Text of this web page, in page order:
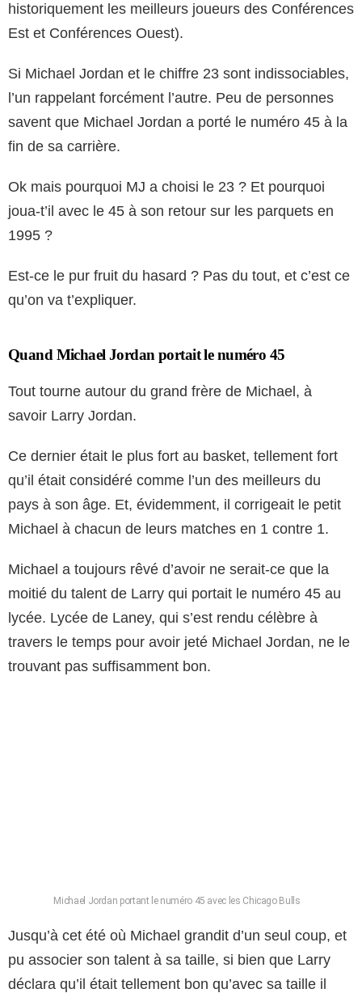
historiquement les meilleurs joueurs des Conférences
Est et Conférences Ouest).
Si Michael Jordan et le chiffre 23 sont indissociables,
l’un rappelant forcément l’autre. Peu de personnes
savent que Michael Jordan a porté le numéro 45 à la
fin de sa carrière.
Ok mais pourquoi MJ a choisi le 23 ? Et pourquoi
joua-t’il avec le 45 à son retour sur les parquets en
1995 ?
Est-ce le pur fruit du hasard ? Pas du tout, et c’est ce
qu’on va t’expliquer.
Quand Michael Jordan portait le numéro 45
Tout tourne autour du grand frère de Michael, à
savoir Larry Jordan.
Ce dernier était le plus fort au basket, tellement fort
qu’il était considéré comme l’un des meilleurs du
pays à son âge. Et, évidemment, il corrigeait le petit
Michael à chacun de leurs matches en 1 contre 1.
Michael a toujours rêvé d’avoir ne serait-ce que la
moitié du talent de Larry qui portait le numéro 45 au
lycée. Lycée de Laney, qui s’est rendu célèbre à
travers le temps pour avoir jeté Michael Jordan, ne le
trouvant pas suffisamment bon.
Michael Jordan portant le numéro 45 avec les Chicago Bulls
Jusqu’à cet été où Michael grandit d’un seul coup, et
pu associer son talent à sa taille, si bien que Larry
déclara qu’il était tellement bon qu’avec sa taille il